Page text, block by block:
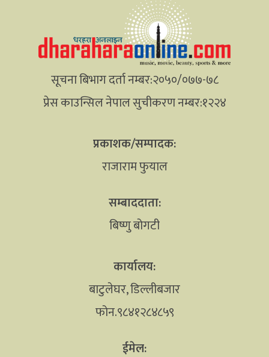
सूचना बिभाग दर्ता नम्बर:२०५०/०७७-७८
प्रेस काउन्सिल नेपाल सुचीकरण नम्बर:१२२४
प्रकाशक/सम्पादक:
राजाराम फुयाल
सम्बाददाता:
बिष्णु बोगटी
कार्यालय:
बाटुलेघर, डिल्लीबजार
फोन.९८४१२८४८५९
ईमेल: